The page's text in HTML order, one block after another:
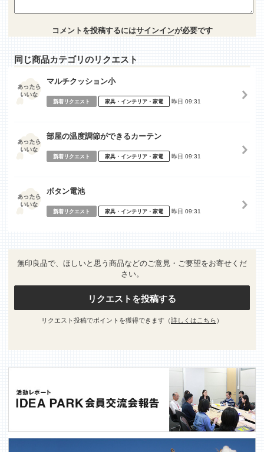
コメントを投稿するにはサインインが必要です
同じ商品カテゴリのリクエスト
マルチクッション小
新着リクエスト 家具・インテリア・家電 昨日 09:31
部屋の温度調節ができるカーテン
新着リクエスト 家具・インテリア・家電 昨日 09:31
ボタン電池
新着リクエスト 家具・インテリア・家電 昨日 09:31
無印良品で、ほしいと思う商品などのご意見・ご要望をお寄せくだ
さい。
リクエストを投稿する
リクエスト投稿でポイントを獲得できます（詳しくはこちら ）